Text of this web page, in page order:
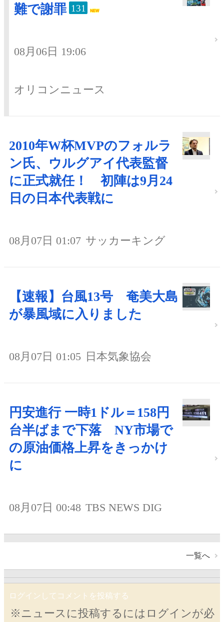
難で謝罪 131
08月06日 19:06
オリコンニュース
2010年W杯MVPのフォルラ
ン氏、ウルグアイ代表監督
に正式就任！ 初陣は9月24
日の日本代表戦に
08月07日 01:07 サッカーキング
【速報】台風13号 奄美大島
が暴風域に入りました
08月07日 01:05 日本気象協会
円安進行 一時1ドル＝158円
台半ばまで下落 NY市場で
の原油価格上昇をきっかけ
に
08月07日 00:48 TBS NEWS DIG
一覧へ
ログインしてコメントを投稿する
※ニュースに投稿するにはログインが必